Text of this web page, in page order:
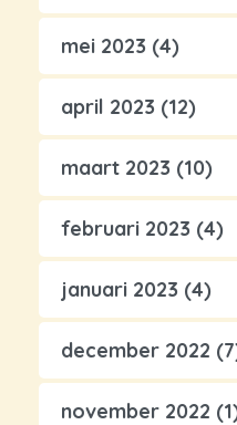
mei 2023 (4)
april 2023 (12)
maart 2023 (10)
februari 2023 (4)
januari 2023 (4)
december 2022
november 2022